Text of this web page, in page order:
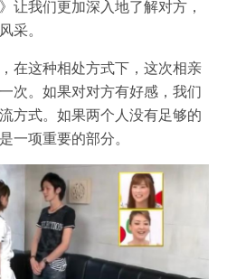
让我们更加深入地了解对方，
采。
在这种相处方式下，这次相亲
次。如果对对方有好感，我们
方式。如果两个人没有足够的
一项重要的部分。